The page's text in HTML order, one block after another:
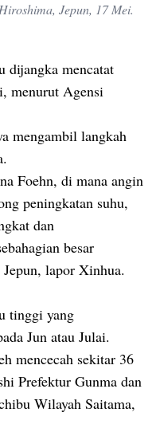
Jepun, 17 Mei.
dijangka mencatat
menurut Agensi
mengambil langkah
Foehn, di mana angin
peningkatan suhu,
dan
besar
lapor Xinhua.
tinggi yang
Jun atau Julai.
mencecah sekitar 36
Prefektur Gunma dan
Wilayah Saitama,